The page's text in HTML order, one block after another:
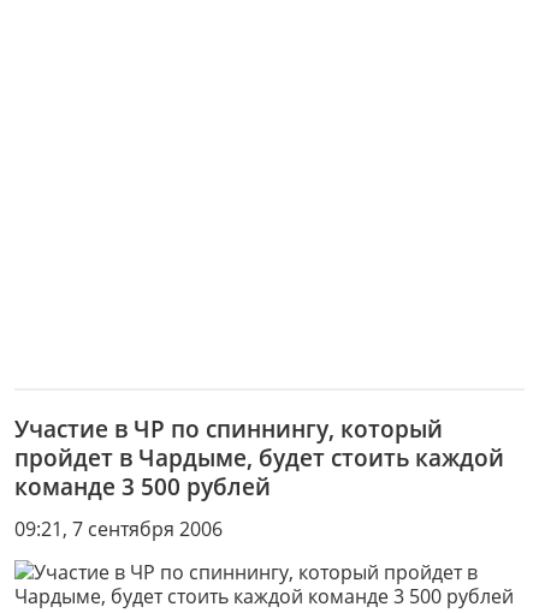
Участие в ЧР по спиннингу, который
пройдет в Чардыме, будет стоить каждой
команде 3 500 рублей
09:21, 7 сентября 2006